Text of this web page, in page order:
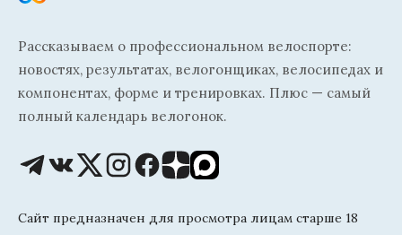
Рассказываем о профессиональном велоспорте:
новостях, результатах, велогонщиках, велосипедах и
компонентах, форме и тренировках. Плюс — самый
полный календарь велогонок.
Сайт предназначен для просмотра лицам старше 18